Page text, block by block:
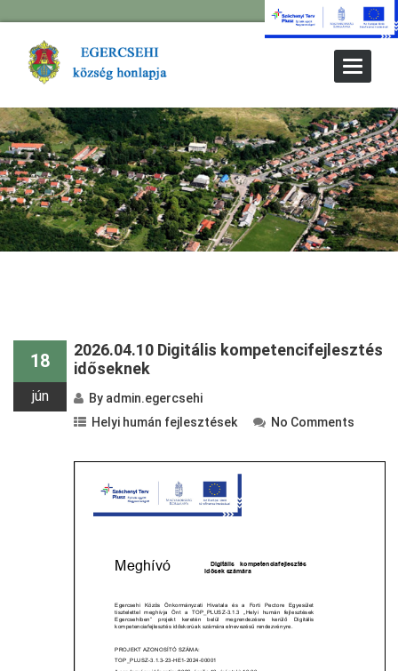
Toggle
18
jún
2026.04.10 Digitális kompetencifejlesztés
időseknek
By admin.egercsehi
Helyi humán fejlesztések
No Comments